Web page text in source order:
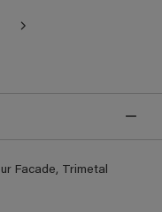
Facade, Trimetal